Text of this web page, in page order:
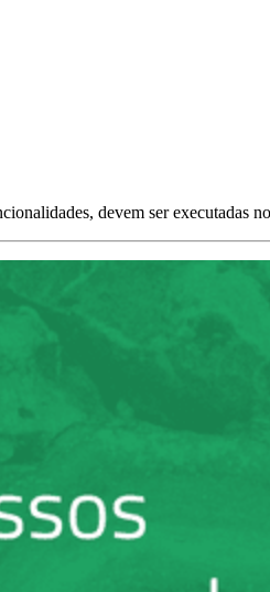
devem ser executadas